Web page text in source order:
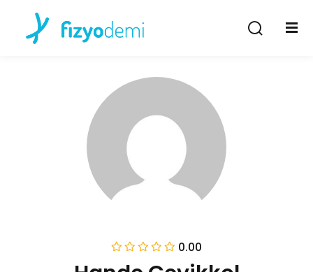
0.00
Giriş Yap
Giriş Yap
Hesabın yok mu? Kayıt Ol